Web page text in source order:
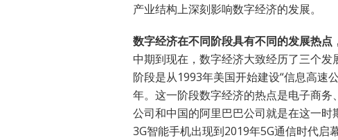
产业结构上深刻影响数字经济的发展。
数字经济在不同阶段具有不同的发展热点
中期到现在，数字经济大致经历了三个
阶段是从1993年美国开始建设“信息高速
年。这一阶段数字经济的热点是电子商
公司和中国的阿里巴巴公司就是在这一
3G智能手机出现到2019年5G通信时代启